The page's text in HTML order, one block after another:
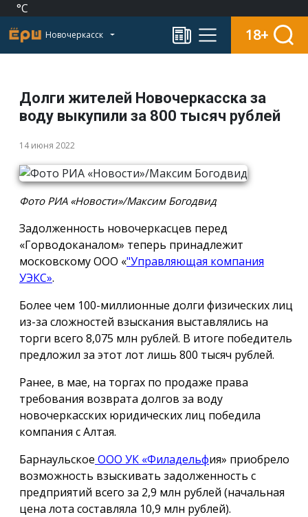
°C
Новочеркасск 18+
Долги жителей Новочеркасска за
воду выкупили за 800 тысяч рублей
14 июня 2022
Фото РИА «Новости»/Максим Богодвид
Задолженность новочеркасцев перед
«Горводоканалом» теперь принадлежит
московскому ООО «"Управляющая компания
УЭКС».
Более чем 100-миллионные долги физических лиц
из-за сложностей взыскания выставлялись на
торги всего 8,075 млн рублей. В итоге победитель
предложил за этот лот лишь 800 тысяч рублей.
Ранее, в мае, на торгах по продаже права
требования возврата долгов за воду
новочеркасских юридических лиц победила
компания с Алтая.
Барнаульское ООО УК «Филадельфия» приобрело
возможность взыскивать задолженность с
предприятий всего за 2,9 млн рублей (начальная
цена лота составляла 10,9 млн рублей).